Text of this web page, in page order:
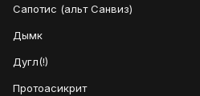
Сапотис (альт Санвиз)
Дымк
Дугл(!)
Протоасикрит